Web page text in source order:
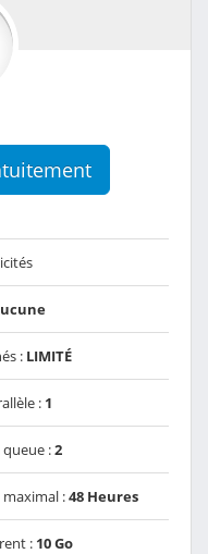
: LIMITÉ
: 1
:2
:48 Heures
: 10 Go